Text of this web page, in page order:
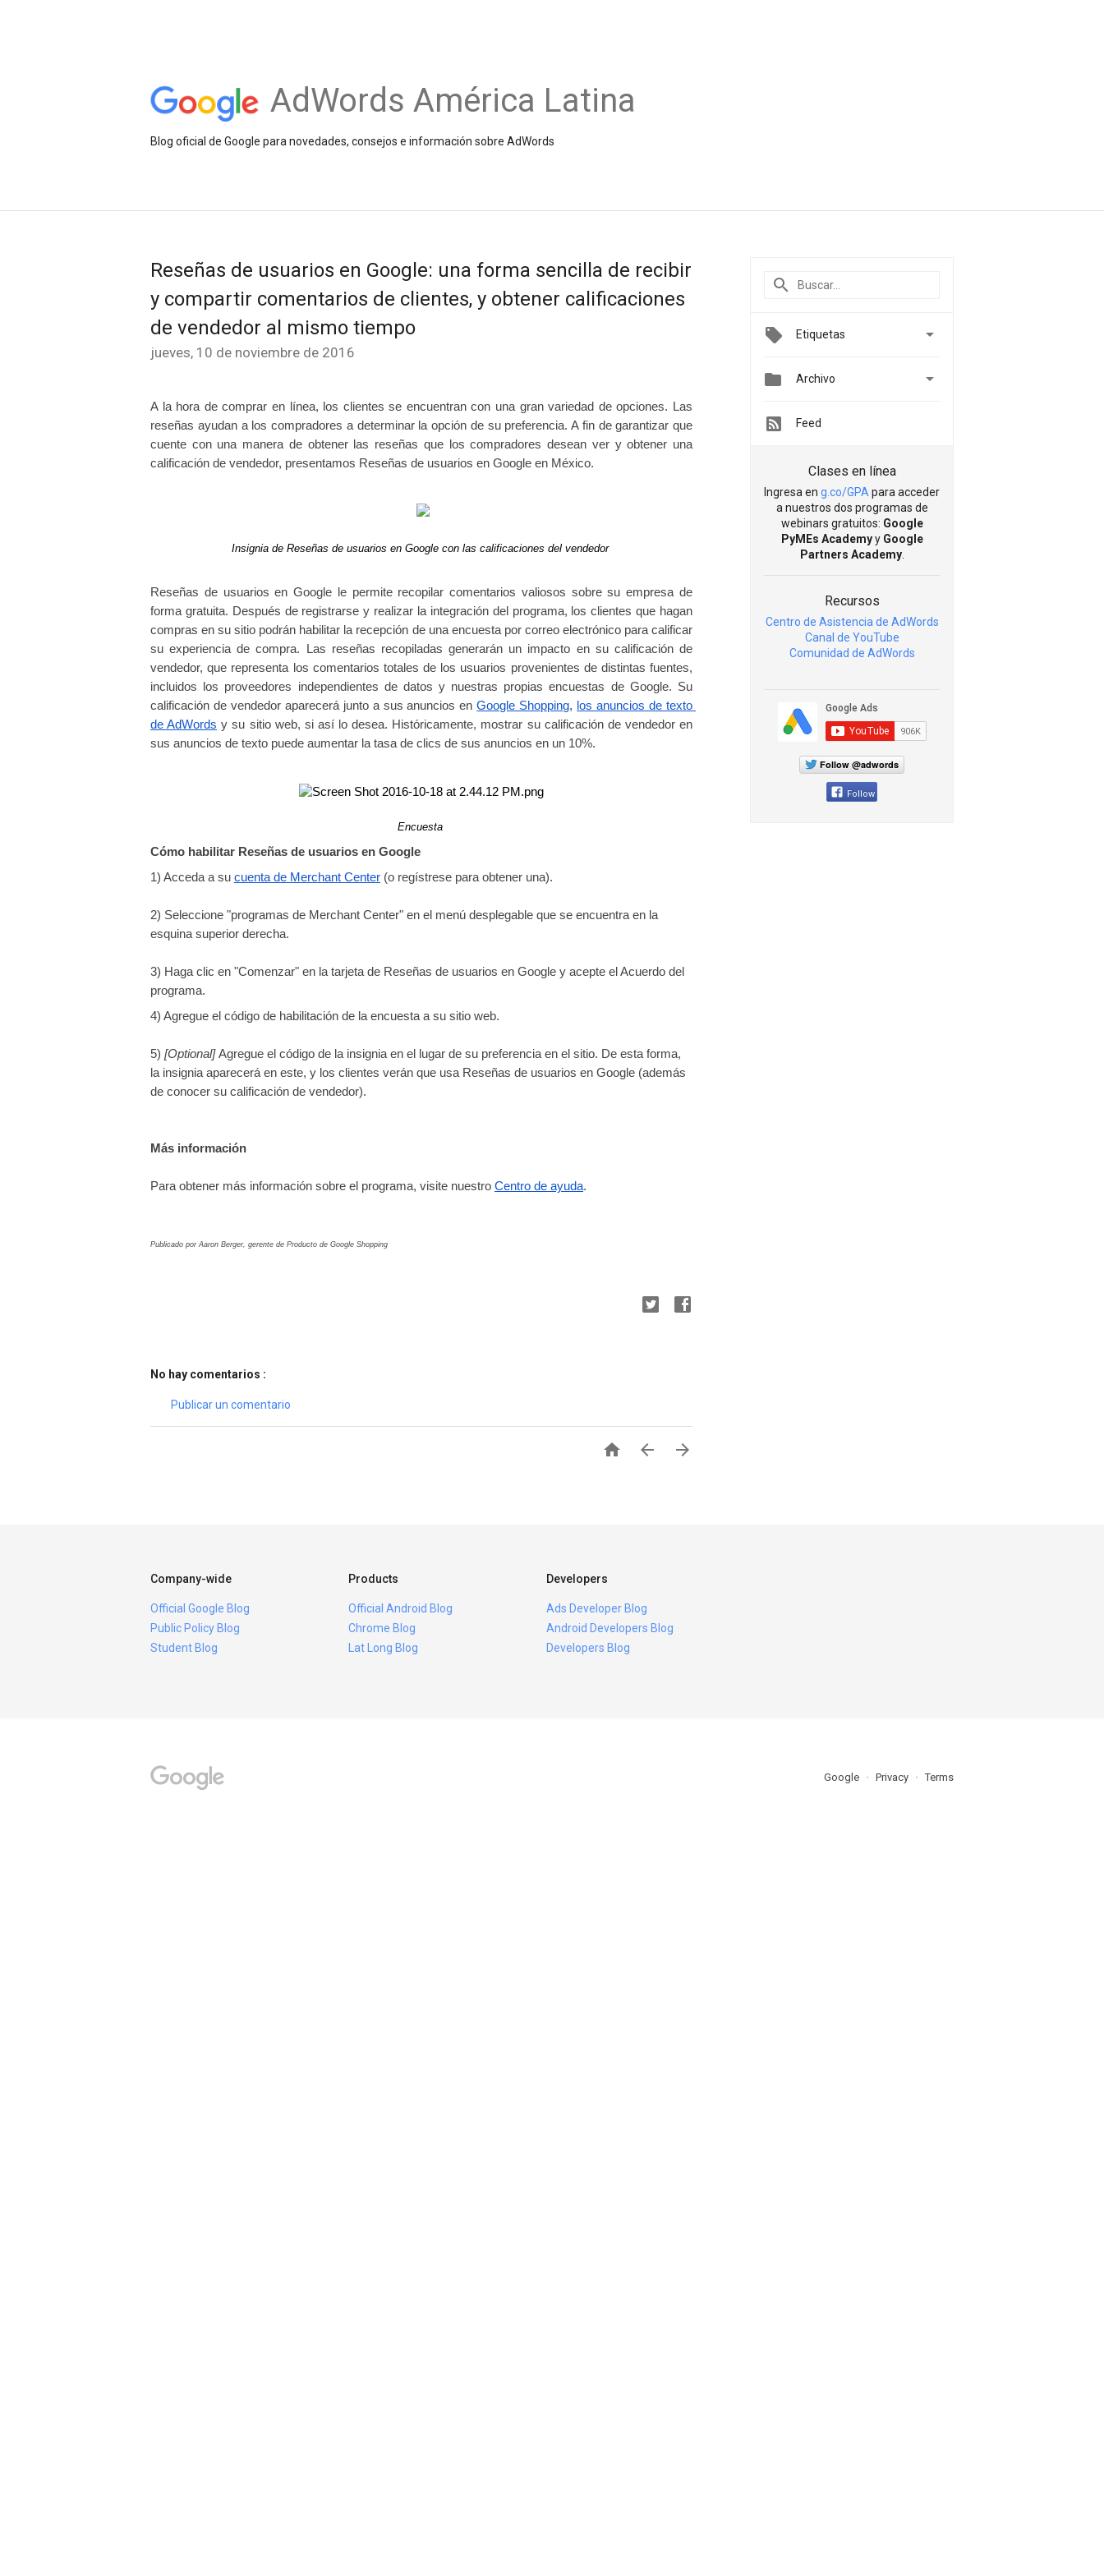
AdWords América Latina
Blog oficial de Google para novedades, consejos e información sobre AdWords
Reseñas de usuarios en Google: una forma sencilla de recibir
y compartir comentarios de clientes, y obtener calificaciones
de vendedor al mismo tiempo
jueves, 10 de noviembre de 2016
A la hora de comprar en línea, los clientes se encuentran con una gran variedad de opciones. Las
reseñas ayudan a los compradores a determinar la opción de su preferencia. A fin de garantizar que
cuente con una manera de obtener las reseñas que los compradores desean ver y obtener una
calificación de vendedor, presentamos Reseñas de usuarios en Google en México.
Insignia de Reseñas de usuarios en Google con las calificaciones del vendedor
Reseñas de usuarios en Google le permite recopilar comentarios valiosos sobre su empresa de
forma gratuita. Después de registrarse y realizar la integración del programa, los clientes que hagan
compras en su sitio podrán habilitar la recepción de una encuesta por correo electrónico para calificar
su experiencia de compra. Las reseñas recopiladas generarán un impacto en su calificación de
vendedor, que representa los comentarios totales de los usuarios provenientes de distintas fuentes,
incluidos los proveedores independientes de datos y nuestras propias encuestas de Google. Su
calificación de vendedor aparecerá junto a sus anuncios en Google Shopping, los anuncios de texto
de AdWords y su sitio web, si así lo desea. Históricamente, mostrar su calificación de vendedor en
sus anuncios de texto puede aumentar la tasa de clics de sus anuncios en un 10%.
Encuesta
Cómo habilitar Reseñas de usuarios en Google
1) Acceda a su cuenta de Merchant Center (o regístrese para obtener una).
2) Seleccione "programas de Merchant Center" en el menú desplegable que se encuentra en la
esquina superior derecha.
3) Haga clic en "Comenzar" en la tarjeta de Reseñas de usuarios en Google y acepte el Acuerdo del
programa.
4) Agregue el código de habilitación de la encuesta a su sitio web.
5) [Optional] Agregue el código de la insignia en el lugar de su preferencia en el sitio. De esta forma,
la insignia aparecerá en este, y los clientes verán que usa Reseñas de usuarios en Google (además
de conocer su calificación de vendedor).
Más información
Para obtener más información sobre el programa, visite nuestro Centro de ayuda.
Publicado por Aaron Berger, gerente de Producto de Google Shopping
No hay comentarios :
Publicar un comentario
  
Etiquetas 
 Archivo 
Feed
Clases en línea
Ingresa en g.co/GPA para acceder
a nuestros dos programas de
webinars gratuitos: Google
PyMEs Academyy Google
Partners Academy.
Recursos
Centro de Asistencia de AdWords
Canal de YouTube
Comunidad de AdWords
Follow @adwords
Follow
Company-wide
Official Google Blog
Public Policy Blog
Student Blog
Products
Official Android Blog
Chrome Blog
Lat Long Blog
Developers
Ads Developer Blog
Android Developers Blog
Developers Blog
Google Privacy Terms